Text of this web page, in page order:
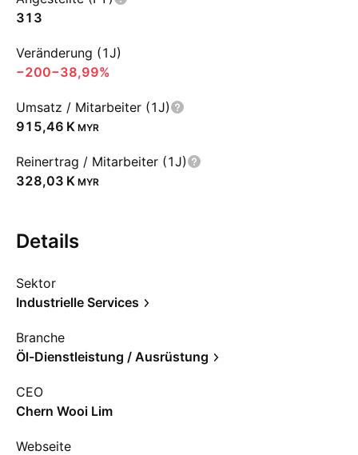
313
Veränderung (1J)
−200−38,99%
Umsatz / Mitarbeiter (1J)
‪915,46 K‬ MYR
Reinertrag / Mitarbeiter (1J)
‪328,03 K‬ MYR
Details
Sektor
Industrielle Services
Branche
Öl-Dienstleistung / Ausrüstung
CEO
Chern Wooi Lim
Webseite